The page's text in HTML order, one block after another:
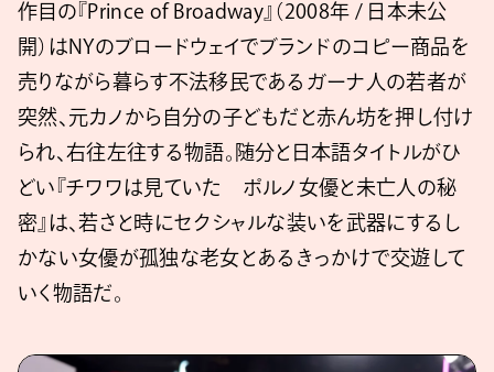
作目の『Prince of Broadway』（2008年 / 日本未公
開）はNYのブロードウェイでブランドのコピー商品を
売りながら暮らす不法移民であるガーナ人の若者が
突然、元カノから自分の子どもだと赤ん坊を押し付け
られ、右往左往する物語。随分と日本語タイトルがひ
どい『チワワは見ていた ポルノ女優と未亡人の秘
密』は、若さと時にセクシャルな装いを武器にするし
かない女優が孤独な老女とあるきっかけで交遊して
いく物語だ。